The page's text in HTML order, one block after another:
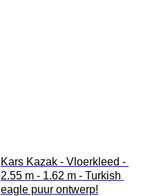
Kars Kazak - Vloerkleed -
2.55 m - 1.62 m - Turkish
eagle puur ontwerp!